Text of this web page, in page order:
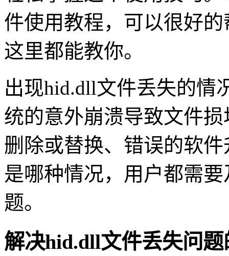
件使用教程，可以很好
这里都能教你。
出现hid.dll文件丢失的情
统的意外崩溃导致文件
删除或替换、错误的软
是哪种情况，用户都需
题。
解决hid.dll文件丢失问